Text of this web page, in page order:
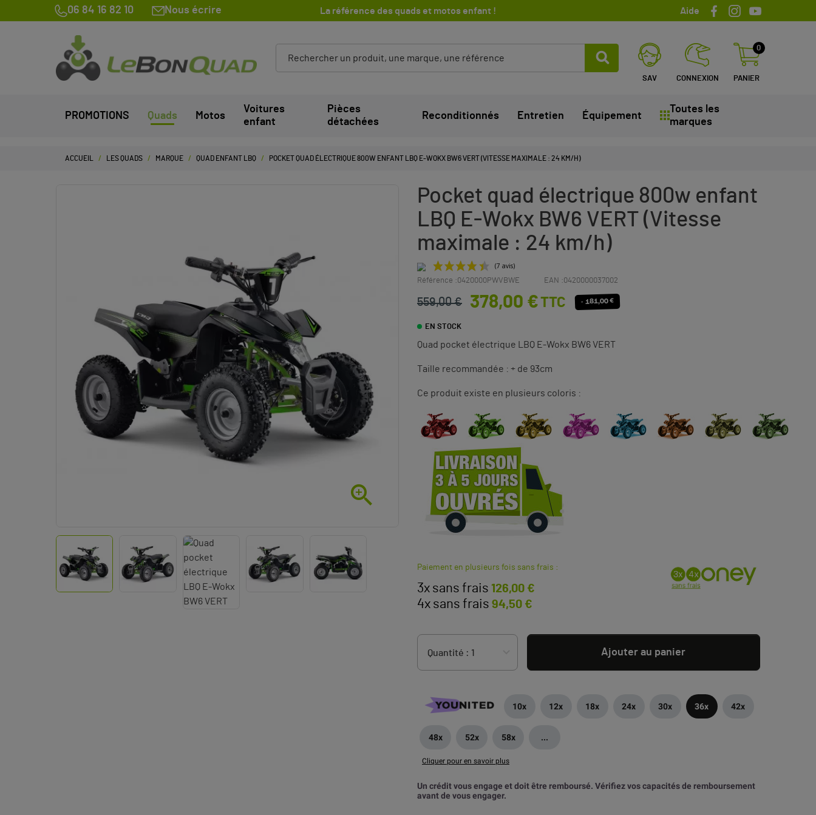
06 84 16 82 10 Nous écrire La référence des quads et motos enfant ! Aide
SAV CONNEXION PANIER
0
PROMOTIONS Quads Motos
Voitures
enfant
Pièces
détachées
Reconditionnés Entretien Équipement
Toutes les
marques
ACCUEIL LES QUADS MARQUE QUAD ENFANT LBQ POCKET QUAD ÉLECTRIQUE 800W ENFANT LBQ E-WOKX BW6 VERT (VITESSE MAXIMALE : 24 KM/H)

Pocket quad électrique 800w enfant
LBQ E-Wokx BW6 VERT (Vitesse
maximale : 24 km/h)
(7 avis)
Référence :0420000PWVBWE EAN :0420000037002
559,00 € 378,00 €TTC - 181,00 €
EN STOCK
Quad pocket électrique LBQ E-Wokx BW6 VERT
Taille recommandée : + de 93cm
Ce produit existe en plusieurs coloris :
Paiement en plusieurs fois sans frais :
3x sans frais 126,00 €
4x sans frais 94,50 €
Ajouter au panier
10x 12x 18x 24x 30x 36x 42x
48x 52x 58x ...
Cliquer pour en savoir plus
Un crédit vous engage et doit être remboursé. Vérifiez vos capacités de remboursement
avant de vous engager.